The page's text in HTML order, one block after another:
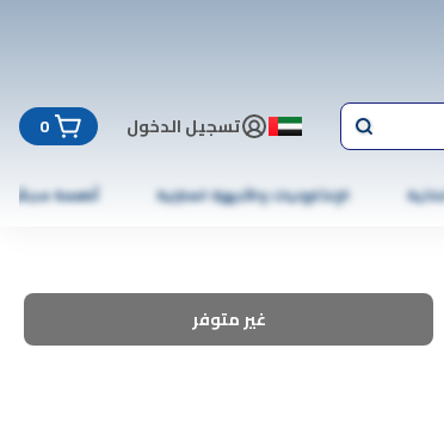
تسجيل الدخول 0
الإلكترونيات والأجهزة المنزلية أطعمة مجمّدة
غير متوفر